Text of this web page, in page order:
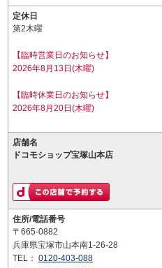
定休日
第2木曜
【臨時営業日のお知らせ】
2026年8月13日(木曜)
【臨時休業日のお知らせ】
2026年8月20日(木曜)
店舗名
ドコモショップ宝塚山本店
住所/電話番号
〒665-0882
兵庫県宝塚市山本南1-26-28
TEL： 0120-403-088